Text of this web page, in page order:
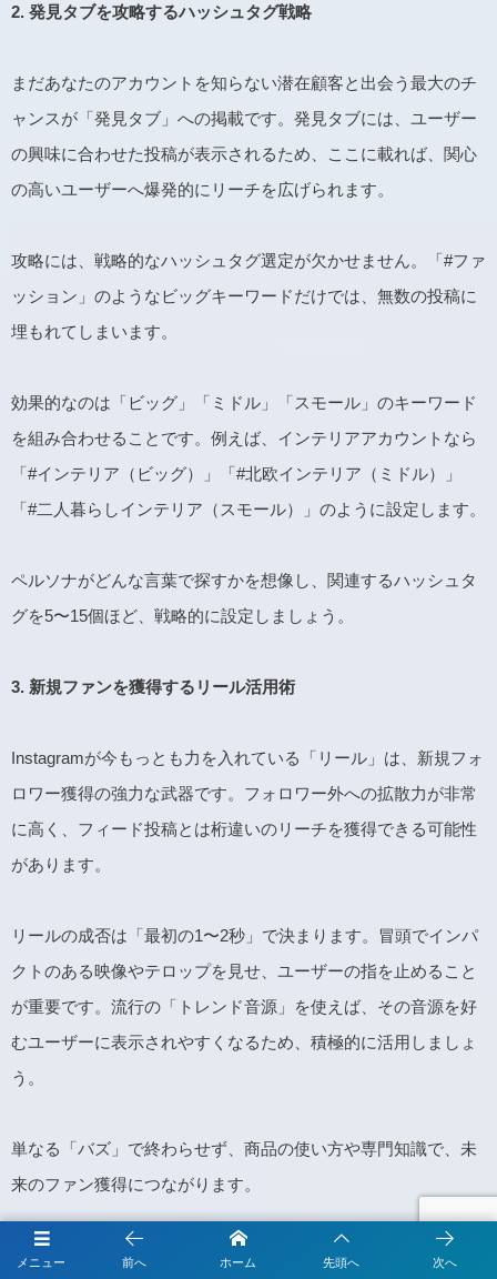
2. 発見タブを攻略するハッシュタグ戦略
まだあなたのアカウントを知らない潜在顧客と出会う最大のチ
ャンスが「発見タブ」への掲載です。発見タブには、ユーザー
の興味に合わせた投稿が表示されるため、ここに載れば、関心
の高いユーザーへ爆発的にリーチを広げられます。
攻略には、戦略的なハッシュタグ選定が欠かせません。「#ファ
ッション」のようなビッグキーワードだけでは、無数の投稿に
埋もれてしまいます。
効果的なのは「ビッグ」「ミドル」「スモール」のキーワード
を組み合わせることです。例えば、インテリアアカウントなら
「#インテリア（ビッグ）」「#北欧インテリア（ミドル）」
「#二人暮らしインテリア（スモール）」のように設定します。
ペルソナがどんな言葉で探すかを想像し、関連するハッシュタ
グを5〜15個ほど、戦略的に設定しましょう。
3. 新規ファンを獲得するリール活用術
Instagramが今もっとも力を入れている「リール」は、新規フォ
ロワー獲得の強力な武器です。フォロワー外への拡散力が非常
に高く、フィード投稿とは桁違いのリーチを獲得できる可能性
があります。
リールの成否は「最初の1〜2秒」で決まります。冒頭でインパ
クトのある映像やテロップを見せ、ユーザーの指を止めること
が重要です。流行の「トレンド音源」を使えば、その音源を好
むユーザーに表示されやすくなるため、積極的に活用しましょ
う。
単なる「バズ」で終わらせず、商品の使い方や専門知識で、未
来のファン獲得につながります。
4. ファンの熱量を高めるストーリーズ活用術
メニュー 前へ ホーム 先頭へ 次へ